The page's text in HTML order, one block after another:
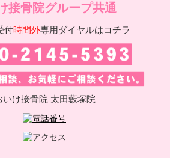
接骨院グループ共通
付時間外専用ダイヤルはコチラ
いけ接骨院 太田藪塚院